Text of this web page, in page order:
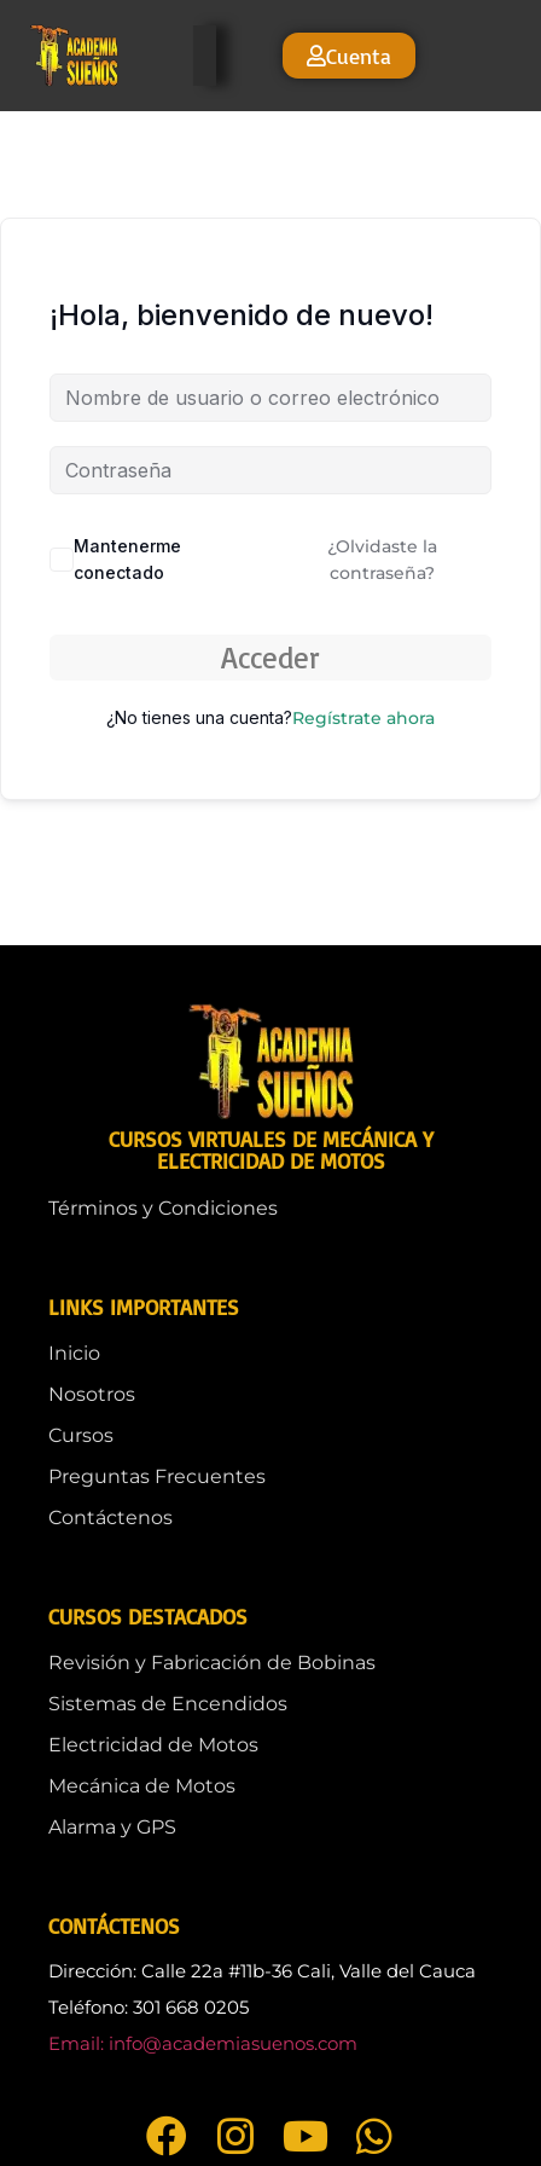
Cuenta
¡Hola, bienvenido de nuevo!
Mantenerme
conectado
¿Olvidaste la
contraseña?
Acceder
¿No tienes una cuenta?Regístrate ahora
CURSOS VIRTUALES DE MECÁNICA Y
ELECTRICIDAD DE MOTOS
Términos y Condiciones
LINKS IMPORTANTES
Inicio
Nosotros
Cursos
Preguntas Frecuentes
Contáctenos
CURSOS DESTACADOS
Revisión y Fabricación de Bobinas
Sistemas de Encendidos
Electricidad de Motos
Mecánica de Motos
Alarma y GPS
CONTÁCTENOS
Dirección: Calle 22a #11b-36 Cali, Valle del Cauca
Teléfono: 301 668 0205
Email: info@academiasuenos.com